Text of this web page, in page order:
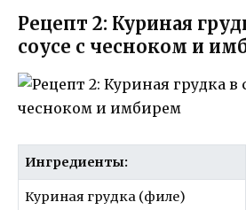
Рецепт 2: Куриная
соусе с чесноком и
Ингредиенты:
Куриная грудка (филе)